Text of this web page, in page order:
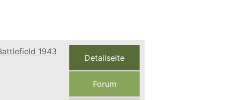
Detailseite
Forum